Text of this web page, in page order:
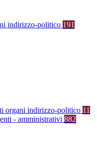
indirizzo-politico 191
organi indirizzo-politico 11
- amministrativi 882